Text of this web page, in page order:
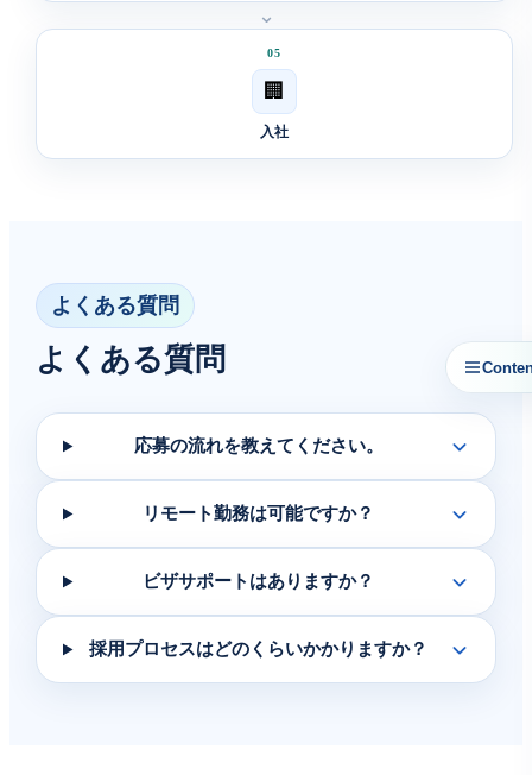
⌄
05
🏢
入社
よくある質問
よくある質問
応募の流れを教えてください。
リモート勤務は可能ですか？
ビザサポートはありますか？
採用プロセスはどのくらいかかりますか？